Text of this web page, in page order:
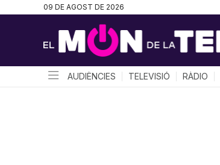
09 DE AGOST DE 2026
AUDIÈNCIES TELEVISIÓ RÀDIO